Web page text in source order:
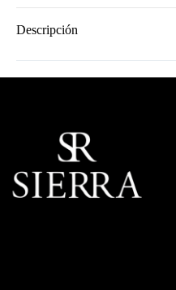
Descripción